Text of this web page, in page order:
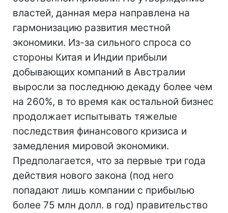
властей, данная мера направлена на
гармонизацию развития местной
экономики. Из-за сильного спроса со
стороны Китая и Индии прибыли
добывающих компаний в Австралии
выросли за последнюю декаду более чем
на 260%, в то время как остальной бизнес
продолжает испытывать тяжелые
последствия финансового кризиса и
замедления мировой экономики.
Предполагается, что за первые три года
действия нового закона (под него
попадают лишь компании с прибылью
более 75 млн долл. в год) правительство